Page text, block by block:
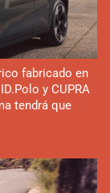
fabricado en
y CUPRA
tendrá que